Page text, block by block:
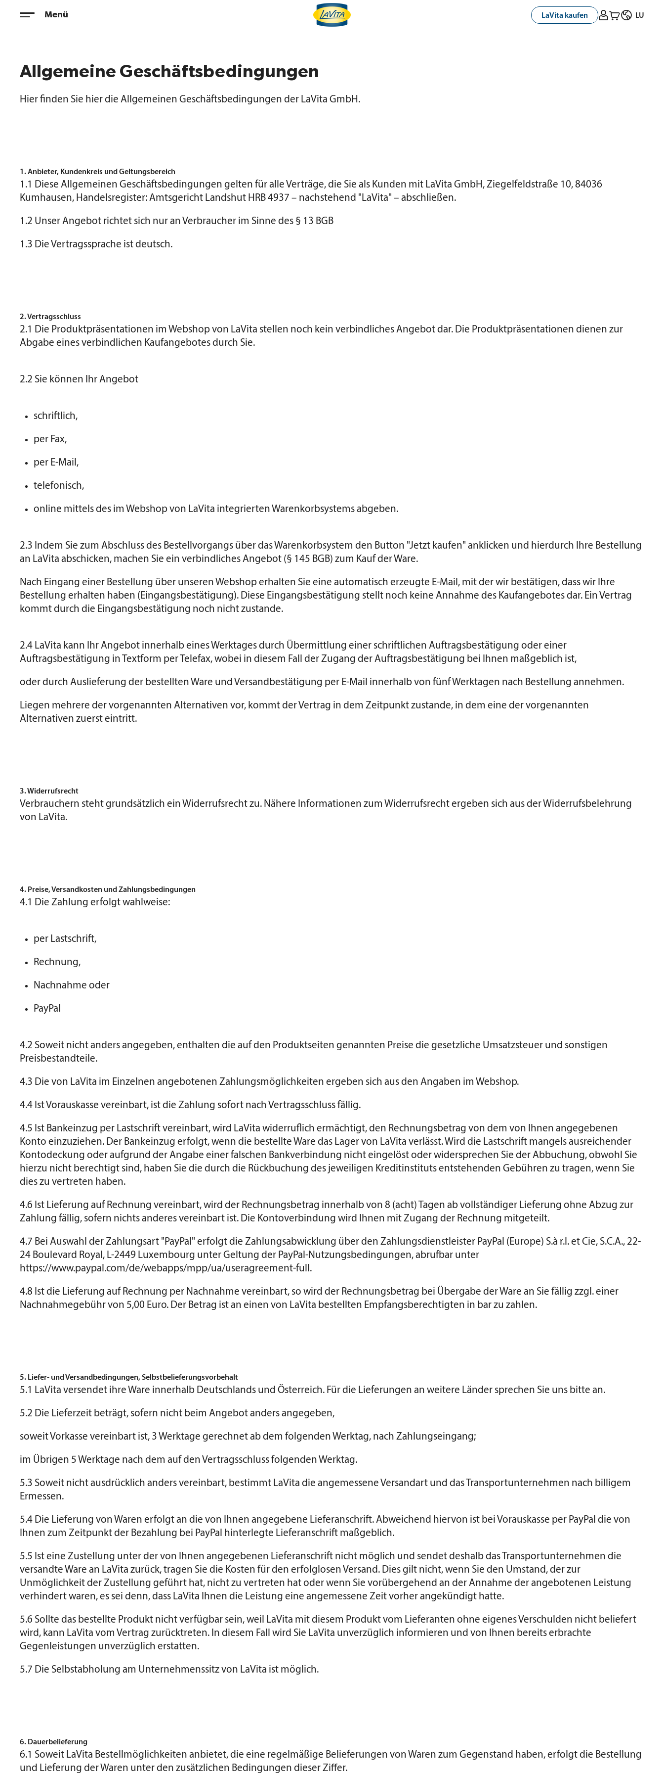
Menü LaVita kaufen  LU
Allgemeine Geschäftsbedingungen
Hier finden Sie hier die Allgemeinen Geschäftsbedingungen der LaVita GmbH.
1. Anbieter, Kundenkreis und Geltungsbereich
1.1 Diese Allgemeinen Geschäftsbedingungen gelten für alle Verträge, die Sie als Kunden mit LaVita GmbH, Ziegelfeldstraße 10, 84036
Kumhausen, Handelsregister: Amtsgericht Landshut HRB 4937 – nachstehend "LaVita" – abschließen.
1.2 Unser Angebot richtet sich nur an Verbraucher im Sinne des § 13 BGB
1.3 Die Vertragssprache ist deutsch.
2. Vertragsschluss
2.1 Die Produktpräsentationen im Webshop von LaVita stellen noch kein verbindliches Angebot dar. Die Produktpräsentationen dienen zur
Abgabe eines verbindlichen Kaufangebotes durch Sie.
2.2 Sie können Ihr Angebot
schriftlich,
per Fax,
per E-Mail,
telefonisch,
online mittels des im Webshop von LaVita integrierten Warenkorbsystems abgeben.
2.3 Indem Sie zum Abschluss des Bestellvorgangs über das Warenkorbsystem den Button "Jetzt kaufen" anklicken und hierdurch Ihre Bestellung
an LaVita abschicken, machen Sie ein verbindliches Angebot (§ 145 BGB) zum Kauf der Ware.
Nach Eingang einer Bestellung über unseren Webshop erhalten Sie eine automatisch erzeugte E-Mail, mit der wir bestätigen, dass wir Ihre
Bestellung erhalten haben (Eingangsbestätigung). Diese Eingangsbestätigung stellt noch keine Annahme des Kaufangebotes dar. Ein Vertrag
kommt durch die Eingangsbestätigung noch nicht zustande.
2.4 LaVita kann Ihr Angebot innerhalb eines Werktages durch Übermittlung einer schriftlichen Auftragsbestätigung oder einer
Auftragsbestätigung in Textform per Telefax, wobei in diesem Fall der Zugang der Auftragsbestätigung bei Ihnen maßgeblich ist,
oder durch Auslieferung der bestellten Ware und Versandbestätigung per E-Mail innerhalb von fünf Werktagen nach Bestellung annehmen.
Liegen mehrere der vorgenannten Alternativen vor, kommt der Vertrag in dem Zeitpunkt zustande, in dem eine der vorgenannten
Alternativen zuerst eintritt.
3. Widerrufsrecht
Verbrauchern steht grundsätzlich ein Widerrufsrecht zu. Nähere Informationen zum Widerrufsrecht ergeben sich aus der Widerrufsbelehrung
von LaVita.
4. Preise, Versandkosten und Zahlungsbedingungen
4.1 Die Zahlung erfolgt wahlweise:
per Lastschrift,
Rechnung,
Nachnahme oder
PayPal
4.2 Soweit nicht anders angegeben, enthalten die auf den Produktseiten genannten Preise die gesetzliche Umsatzsteuer und sonstigen
Preisbestandteile.
4.3 Die von LaVita im Einzelnen angebotenen Zahlungsmöglichkeiten ergeben sich aus den Angaben im Webshop.
4.4 Ist Vorauskasse vereinbart, ist die Zahlung sofort nach Vertragsschluss fällig.
4.5 Ist Bankeinzug per Lastschrift vereinbart, wird LaVita widerruflich ermächtigt, den Rechnungsbetrag von dem von Ihnen angegebenen
Konto einzuziehen. Der Bankeinzug erfolgt, wenn die bestellte Ware das Lager von LaVita verlässt. Wird die Lastschrift mangels ausreichender
Kontodeckung oder aufgrund der Angabe einer falschen Bankverbindung nicht eingelöst oder widersprechen Sie der Abbuchung, obwohl Sie
hierzu nicht berechtigt sind, haben Sie die durch die Rückbuchung des jeweiligen Kreditinstituts entstehenden Gebühren zu tragen, wenn Sie
dies zu vertreten haben.
4.6 Ist Lieferung auf Rechnung vereinbart, wird der Rechnungsbetrag innerhalb von 8 (acht) Tagen ab vollständiger Lieferung ohne Abzug zur
Zahlung fällig, sofern nichts anderes vereinbart ist. Die Kontoverbindung wird Ihnen mit Zugang der Rechnung mitgeteilt.
4.7 Bei Auswahl der Zahlungsart "PayPal" erfolgt die Zahlungsabwicklung über den Zahlungsdienstleister PayPal (Europe) S.à r.l. et Cie, S.C.A., 22-
24 Boulevard Royal, L-2449 Luxembourg unter Geltung der PayPal-Nutzungsbedingungen, abrufbar unter
https://www.paypal.com/de/webapps/mpp/ua/useragreement-full .
4.8 Ist die Lieferung auf Rechnung per Nachnahme vereinbart, so wird der Rechnungsbetrag bei Übergabe der Ware an Sie fällig zzgl. einer
Nachnahmegebühr von 5,00 Euro. Der Betrag ist an einen von LaVita bestellten Empfangsberechtigten in bar zu zahlen.
5. Liefer- und Versandbedingungen, Selbstbelieferungsvorbehalt
5.1 LaVita versendet ihre Ware innerhalb Deutschlands und Österreich. Für die Lieferungen an weitere Länder sprechen Sie uns bitte an.
5.2 Die Lieferzeit beträgt, sofern nicht beim Angebot anders angegeben,
soweit Vorkasse vereinbart ist, 3 Werktage gerechnet ab dem folgenden Werktag, nach Zahlungseingang;
im Übrigen 5 Werktage nach dem auf den Vertragsschluss folgenden Werktag.
5.3 Soweit nicht ausdrücklich anders vereinbart, bestimmt LaVita die angemessene Versandart und das Transportunternehmen nach billigem
Ermessen.
5.4 Die Lieferung von Waren erfolgt an die von Ihnen angegebene Lieferanschrift. Abweichend hiervon ist bei Vorauskasse per PayPal die von
Ihnen zum Zeitpunkt der Bezahlung bei PayPal hinterlegte Lieferanschrift maßgeblich.
5.5 Ist eine Zustellung unter der von Ihnen angegebenen Lieferanschrift nicht möglich und sendet deshalb das Transportunternehmen die
versandte Ware an LaVita zurück, tragen Sie die Kosten für den erfolglosen Versand. Dies gilt nicht, wenn Sie den Umstand, der zur
Unmöglichkeit der Zustellung geführt hat, nicht zu vertreten hat oder wenn Sie vorübergehend an der Annahme der angebotenen Leistung
verhindert waren, es sei denn, dass LaVita Ihnen die Leistung eine angemessene Zeit vorher angekündigt hatte.
5.6 Sollte das bestellte Produkt nicht verfügbar sein, weil LaVita mit diesem Produkt vom Lieferanten ohne eigenes Verschulden nicht beliefert
wird, kann LaVita vom Vertrag zurücktreten. In diesem Fall wird Sie LaVita unverzüglich informieren und von Ihnen bereits erbrachte
Gegenleistungen unverzüglich erstatten.
5.7 Die Selbstabholung am Unternehmenssitz von LaVita ist möglich.
6. Dauerbelieferung
6.1 Soweit LaVita Bestellmöglichkeiten anbietet, die eine regelmäßige Belieferungen von Waren zum Gegenstand haben, erfolgt die Bestellung
und Lieferung der Waren unter den zusätzlichen Bedingungen dieser Ziffer.